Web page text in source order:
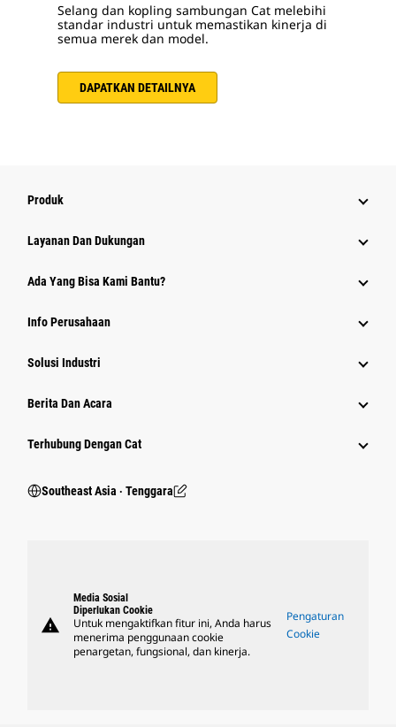
Selang dan kopling sambungan Cat melebihi
standar industri untuk memastikan kinerja di
semua merek dan model.
DAPATKAN DETAILNYA
Produk
Layanan Dan Dukungan
Ada Yang Bisa Kami Bantu?
Info Perusahaan
Solusi Industri
Berita Dan Acara
Terhubung Dengan Cat
Southeast Asia ‧ Tenggara
warning
Media Sosial
Diperlukan Cookie
Untuk mengaktifkan fitur ini, Anda harus
menerima penggunaan cookie
penargetan, fungsional, dan kinerja.
Pengaturan
Cookie